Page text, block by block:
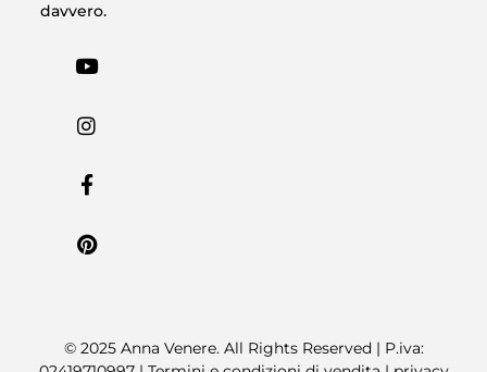
davvero.
© 2025 Anna Venere. All Rights Reserved | P.iva: